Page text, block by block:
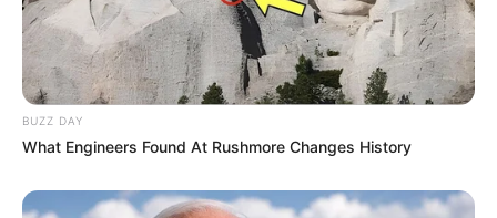
BUZZ DAY
What Engineers Found At Rushmore Changes History